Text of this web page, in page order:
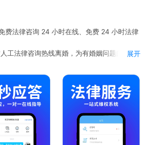
费法律咨询 24 小时在线、免费 24 小时法律
工法律咨询热线离婚，为有婚姻问题的人提
地产法律咨询、法律债务咨询、法律法规咨
随时可享受免费律师咨询、律师免费咨询。
APP 都是可靠选择。还有法律免费咨询在
、免费 24 小时法律在线咨询、24 小时免
展开